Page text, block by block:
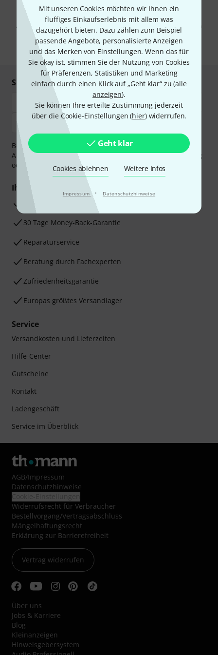
Mit unseren Cookies möchten wir Ihnen ein
fluffiges Einkaufserlebnis mit allem was
dazugehört bieten. Dazu zählen zum Beispiel
passende Angebote, personalisierte Anzeigen
und das Merken von Einstellungen. Wenn das für
Sie okay ist, stimmen Sie der Nutzung von Cookies
für Präferenzen, Statistiken und Marketing
einfach durch einen Klick auf „Geht klar“ zu (alle
anzeigen).
Sie können Ihre erteilte Zustimmung jederzeit
über die Cookie-Einstellungen (hier) widerrufen.
Geht klar
Cookies ablehnen Weitere Infos
Impressum · Datenschutzhinweise
Mit Klick auf „Jetzt anmelden“ stimmen Sie dem Erhalt von E-Mail-
Werbung und einer Messung des E-Mail-Nutzungsverhaltens zu. Die
Abmeldung ist jederzeit möglich. Weitere Informationen finden Sie in
unserenDatenschutzhinweisen.
* Pflichtfeld
Sicher einkaufen & bezahlen
Bezahlen Sie vertraulich und sicher per Vorkasse, PayPal,
Amazon Pay,Klarna Sofort bezahlen,Klarna Ratenzahlung
oder Kreditkarte.
Ihre Vorteile
3 Jahre Thomann Garantie
30 Tage Money-Back-Garantie
Reparaturservice
Beratung durch Fachexperten
Zufriedenheitsgarantie
Europas größtes Versandlager
Service
Versandkosten und Lieferzeiten
Hilfe-Center
Gutscheine
Kontakt
Ladengeschäft
Service im Überblick
AGB/Impressum
Datenschutzhinweise
Widerrufsrecht für Verbraucher
Bestellvorgang/Vertragsabschluss
Mängelhaftungsrecht
Erklärung zur Barrierefreiheit
Vertrag widerrufen
Über uns
Jobs & Karriere
Blog
Kleinanzeigen
Hinweisgebersystem